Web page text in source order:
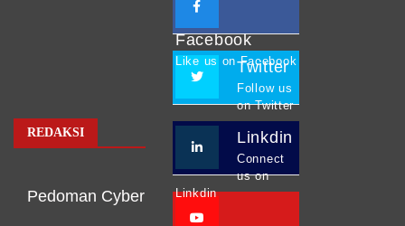
REDAKSI
Pedoman Cyber
Facebook
Like us on Facebook
Twitter
Follow us
on Twitter
Linkdin
Connect
us on
Linkdin